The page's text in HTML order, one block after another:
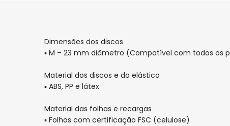
rosa
para
o
rosa
para
o
Dimensões dos discos
▪ M – 23 mm diâmetro (Compatível com todos os
Material dos discos e do elástico
▪ ABS, PP e látex
Material das folhas e recargas
▪ Folhas com certificação FSC (celulose)